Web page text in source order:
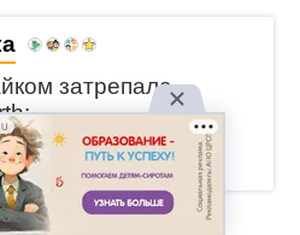
затрепала